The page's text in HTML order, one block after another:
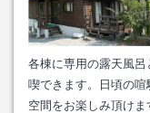
各棟に専用の露天風
喫できます。日頃の
空間をお楽しみ頂けま